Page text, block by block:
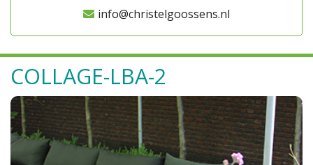
info@christelgoossens.nl
COLLAGE-LBA-2